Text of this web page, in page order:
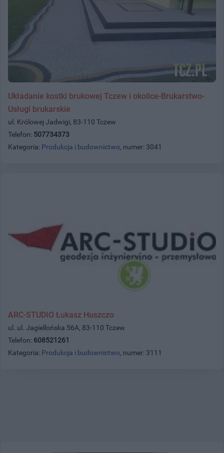
Układanie kostki brukowej Tczew i okolice-Brukarstwo-
Usługi brukarskie
ul. Królowej Jadwigi, 83-110 Tczew
Telefon: 507734373
Kategoria: Produkcja i budownictwo, numer: 3041
ARC-STUDIO Łukasz Huszczo
ul. ul. Jagiellońska 56A, 83-110 Tczew
Telefon: 608521261
Kategoria: Produkcja i budownictwo, numer: 3111